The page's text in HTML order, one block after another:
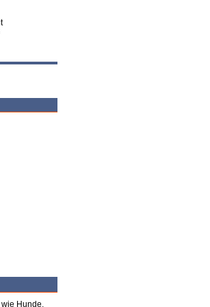
Hunde,